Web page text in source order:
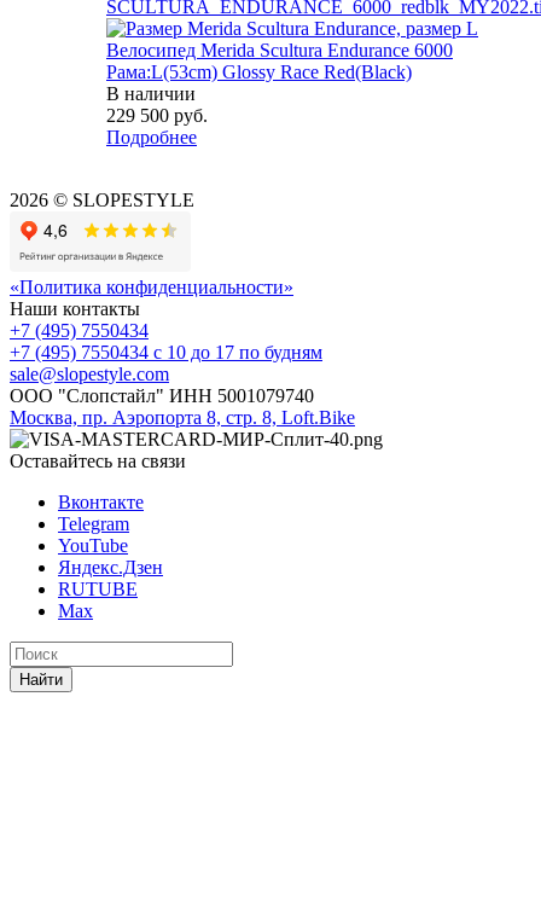
Велосипед Merida Scultura Endurance 6000
Рама:L(53cm) Glossy Race Red(Black)
В наличии
229 500 руб.
Подробнее
2026 © SLOPESTYLE
«Политика конфиденциальности»
Наши контакты
+7 (495) 7550434
+7 (495) 7550434 с 10 до 17 по будням
sale@slopestyle.com
ООО "Слопстайл" ИНН 5001079740
Москва, пр. Аэропорта 8, стр. 8, Loft.Bike
Оставайтесь на связи
Вконтакте
Telegram
YouTube
Яндекс.Дзен
RUTUBE
Max
Найти